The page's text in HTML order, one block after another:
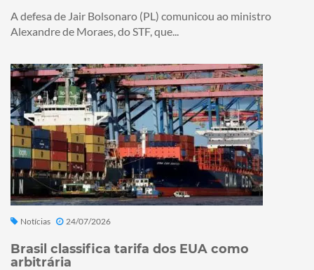
A defesa de Jair Bolsonaro (PL) comunicou ao ministro
Alexandre de Moraes, do STF, que...
Notícias 24/07/2026
Brasil classifica tarifa dos EUA como
arbitrária